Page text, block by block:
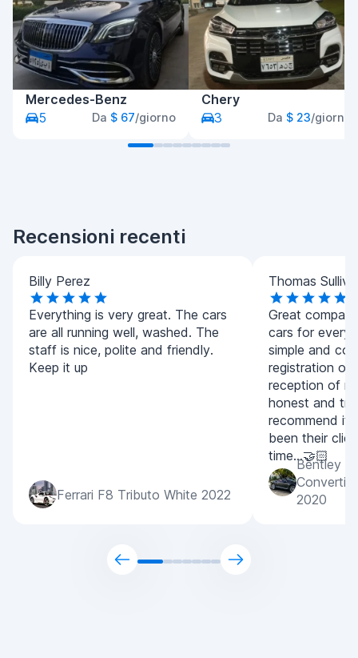
Mercedes-Benz
5
Da $ 67/giorno
Chery
3
Da $ 23/giorno
Recensioni recenti
Billy Perez
Everything is very great. The cars
are all running well, washed. The
staff is nice, polite and friendly.
Keep it up
Ferrari F8 Tributo White 2022
Thomas
Great
cars for every
simple and
registration of
reception of
honest and
recommend it
been their
time...🤝🏻
Bentley
2020